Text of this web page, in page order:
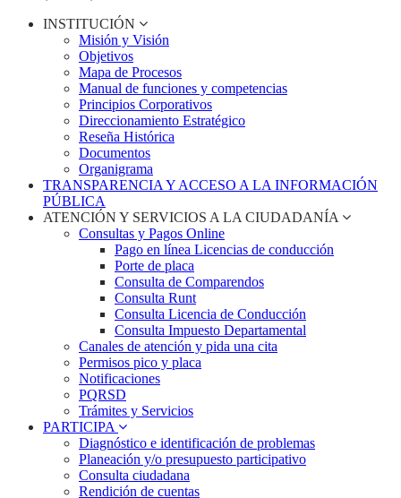
INSTITUCIÓN
Misión y Visión
Objetivos
Mapa de Procesos
Manual de funciones y competencias
Principios Corporativos
Direccionamiento Estratégico
Reseña Histórica
Documentos
Organigrama
TRANSPARENCIA Y ACCESO A LA INFORMACIÓN
PÚBLICA
ATENCIÓN Y SERVICIOS A LA CIUDADANÍA
Consultas y Pagos Online
Pago en línea Licencias de conducción
Porte de placa
Consulta de Comparendos
Consulta Runt
Consulta Licencia de Conducción
Consulta Impuesto Departamental
Canales de atención y pida una cita
Permisos pico y placa
Notificaciones
PQRSD
Trámites y Servicios
PARTICIPA
Diagnóstico e identificación de problemas
Planeación y/o presupuesto participativo​
Consulta ciudadana
Rendición de cuentas